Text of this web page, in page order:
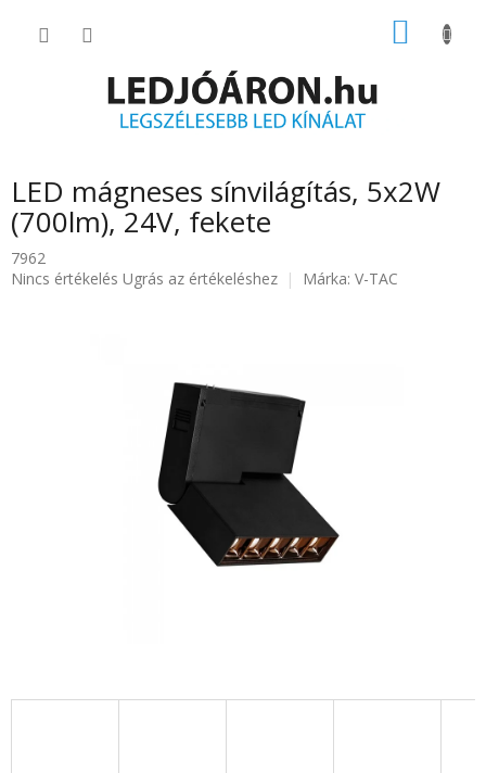
KOSÁR
LED mágneses sínvilágítás, 5x2W
(700lm), 24V, fekete
7962
A
Nincs értékelés Ugrás az értékeléshez Márka: V-TAC